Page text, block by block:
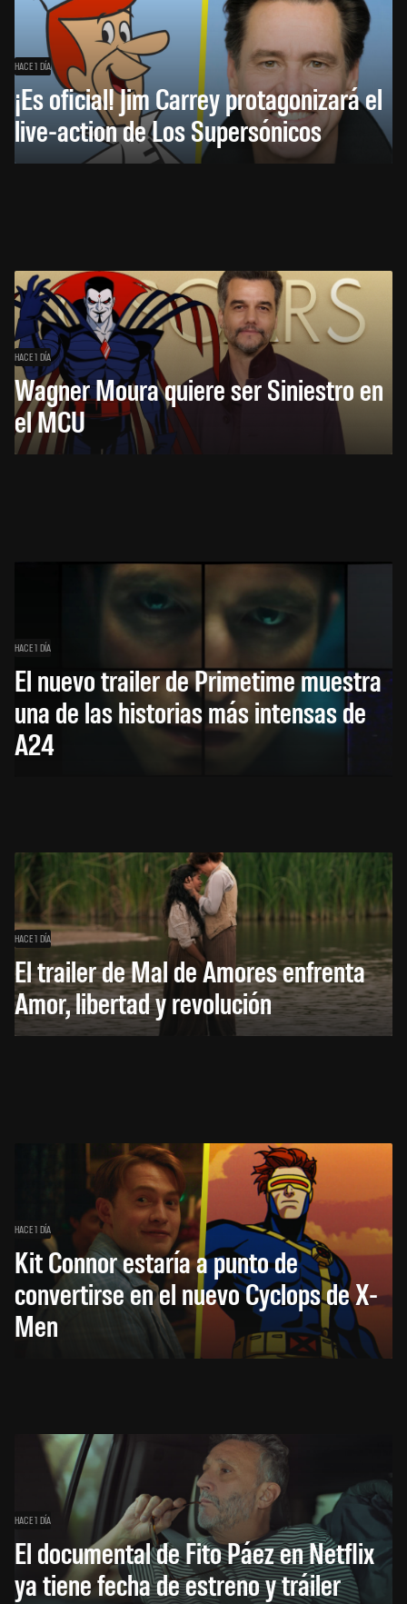
HACE 1 DÍA
¡Es oficial! Jim Carrey protagonizará el
live-action de Los Supersónicos
HACE 1 DÍA
Wagner Moura quiere ser Siniestro en
el MCU
HACE 1 DÍA
El nuevo trailer de Primetime muestra
una de las historias más intensas de
A24
HACE 1 DÍA
El trailer de Mal de Amores enfrenta
Amor, libertad y revolución
HACE 1 DÍA
Kit Connor estaría a punto de
convertirse en el nuevo Cyclops de X-
Men
HACE 1 DÍA
El documental de Fito Páez en Netflix
ya tiene fecha de estreno y tráiler